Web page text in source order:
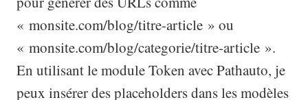
« monsite.com/blog/titre-article » ou
« monsite.com/blog/categorie/titre-article ».
En utilisant le module Token avec Pathauto, je
peux insérer des placeholders dans les modèles